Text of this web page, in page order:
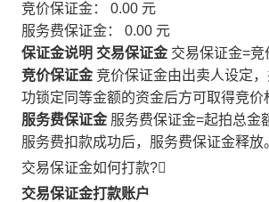
竞价保证金： 0.00 元
服务费保证金： 0.00 元
保证金说明 交易保证金 交易保证金=
竞价保证金 竞价保证金由出卖人设定
功锁定同等金额的资金后方可取得竞
服务费保证金 服务费保证金=起拍总金
服务费扣款成功后，服务费保证金释放
交易保证金如何打款?
交易保证金打款账户